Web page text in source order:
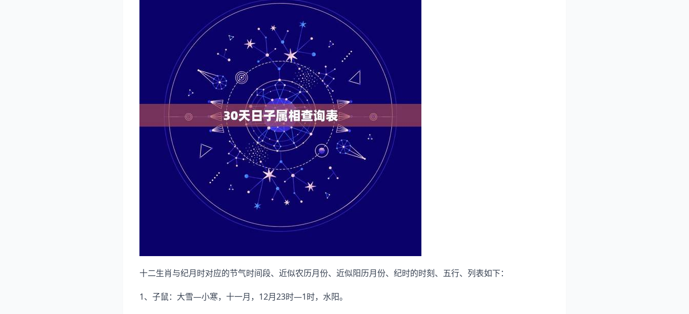
十二生肖与纪月时对应的节气时间段、近似农历月份、近似阳历月份、纪时的时刻、五行、列表如下：
1、子鼠：大雪—小寒，十一月，12月23时—1时，水阳。